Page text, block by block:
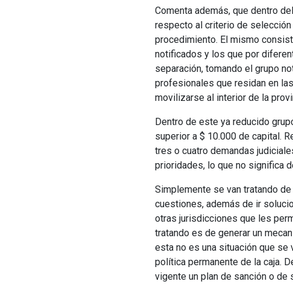
Comenta además, que dentro
respecto al criterio de
procedimiento. El mismo
notificados y los que por
separación, tomando el grupo
profesionales que residan en
movilizarse al interior de la
Dentro de este ya reducido
superior a $ 10.000 de capital.
tres o cuatro demandas
prioridades, lo que no significa
Simplemente se van tratando
cuestiones, además de ir
otras jurisdicciones que les
tratando es de generar un
esta no es una situación que se
política permanente de la caja.
vigente un plan de sanción o